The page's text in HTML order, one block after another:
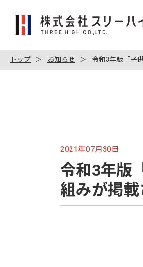
式
社
ス
トップ お知らせ 令和3年版「子
2021年07月30日
令和3年版
組みが掲載